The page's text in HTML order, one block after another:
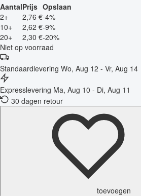
AantalPrijs Opslaan
2+
2,76 €-4%
10+
2,62 €-9%
20+
2,30 €-20%
Niet op voorraad
Standaardlevering Wo, Aug 12 - Vr, Aug 14
Expresslevering Ma, Aug 10 - Di, Aug 11
30 dagen retour
toevoegen